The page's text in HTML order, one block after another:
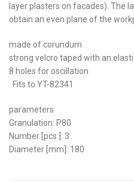
layer plasters on facades). The
obtain an even plane of the
made of corundum
strong velcro taped with an
8 holes for oscillation
Fits to YT-82341
parameters
Granulation: P80
Number [pcs.]: 3
Diameter [mm]: 180